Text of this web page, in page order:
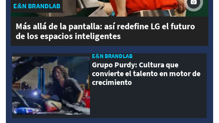
E&N BRANDLAB
Más allá de la pantalla: así redefine LG el futuro
de los espacios inteligentes
E&N BRANDLAB
Grupo Purdy: Cultura que
convierte el talento en motor de
crecimiento